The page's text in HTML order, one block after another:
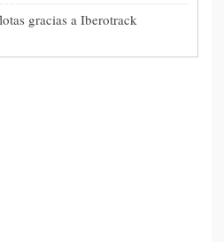
gracias a Iberotrack